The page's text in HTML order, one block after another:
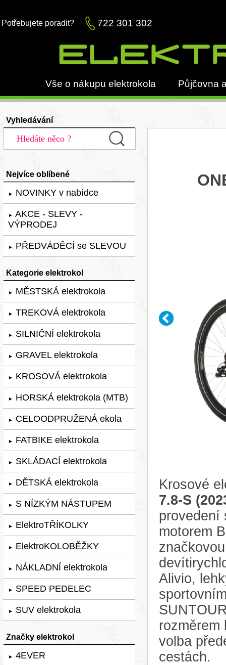
Potřebujete poradit? 722 301 302
Vše o nákupu elektrokola Půjčovna
Vyhledávání
Nejvíce oblíbené
► NOVINKY v nabídce
► AKCE - SLEVY -
VÝPRODEJ
► PŘEDVÁDĚCÍ se SLEVOU
Kategorie elektrokol
► MĚSTSKÁ elektrokola
► TREKOVÁ elektrokola
► SILNIČNÍ elektrokola
► GRAVEL elektrokola
► KROSOVÁ elektrokola
► HORSKÁ elektrokola (MTB)
► CELOODPRUŽENÁ ekola
► FATBIKE elektrokola
► SKLÁDACÍ elektrokola
► DĚTSKÁ elektrokola
► S NÍZKÝM NÁSTUPEM
► ElektroTŘÍKOLKY
► ElektroKOLOBĚŽKY
► NÁKLADNÍ elektrokola
► SPEED PEDELEC
► SUV elektrokola
Značky elektrokol
► 4EVER
Krosové
7.8-S
provedení
motorem
Alivio,
rozměrem
volba
cestách.